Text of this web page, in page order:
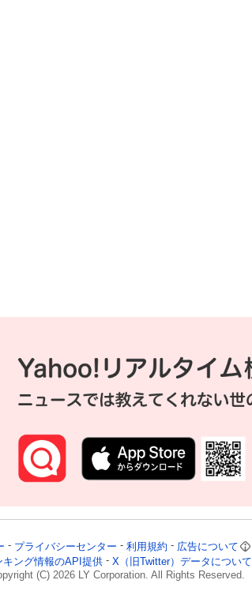
プライバシーセンター 利用規約 広告について
キング情報のAPI提供
X（旧Twitter）データについて
(C) 2026LY Corporation. All Rights Reserved.